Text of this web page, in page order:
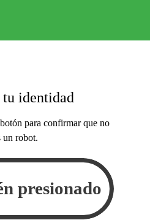
identidad
para confirmar que no
un robot.